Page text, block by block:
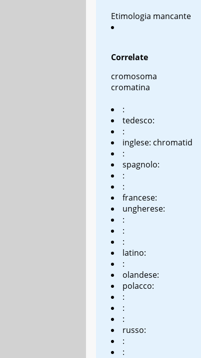
Etimologia mancante
Correlate
cromosoma
cromatina
:
tedesco:
:
inglese: chromatid
:
spagnolo:
:
:
francese:
ungherese:
:
:
:
latino:
:
olandese:
polacco:
:
:
:
russo:
:
: